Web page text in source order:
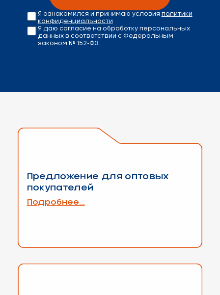
Я ознакомился и принимаю условия политики
конфиденциальности
Я даю согласие на обработку персональных
данных в соответствии с Федеральным
законом № 152-ФЗ.
Предложение для оптовых
покупателей
Подробнее...